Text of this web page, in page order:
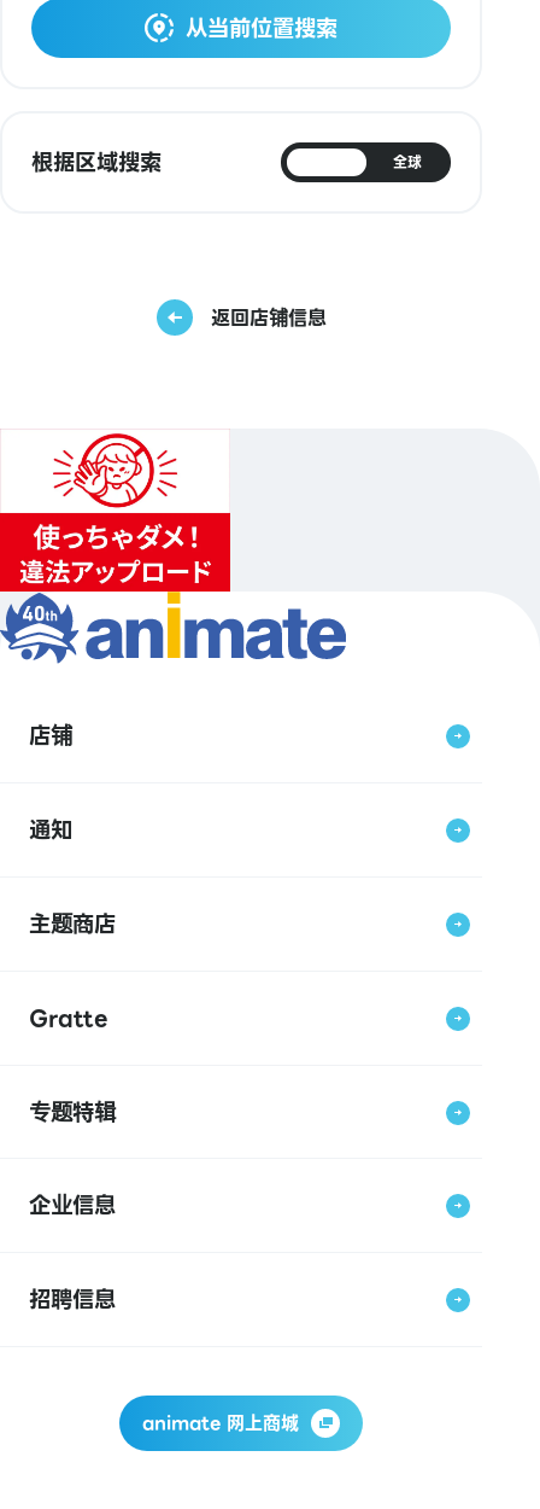
从当前位置搜索
根据区域搜索 全球
返回店铺信息
店铺
通知
主题商店
Gratte
专题特辑
企业信息
招聘信息
animate 网上商城